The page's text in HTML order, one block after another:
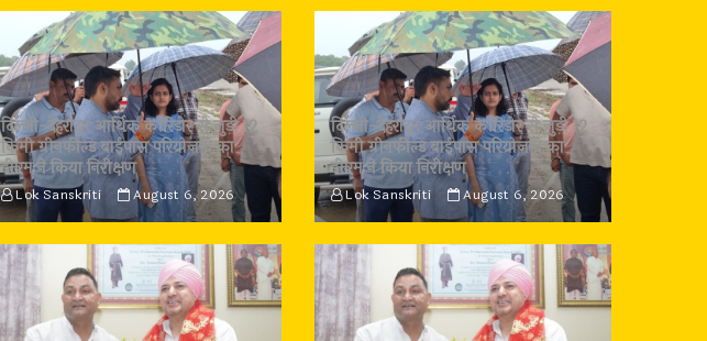
दिल्ली-देहरादून आर्थिक कॉरिडोर से जुड़ी 12
किमी ग्रीनफील्ड बाईपास परियोजना का
डीएम ने किया निरीक्षण
Lok Sanskriti August 6, 2026
दिल्ली-देहरादून आर्थिक कॉरिडोर से जुड़ी 12
किमी ग्रीनफील्ड बाईपास परियोजना का
डीएम ने किया निरीक्षण
Lok Sanskriti August 6, 2026